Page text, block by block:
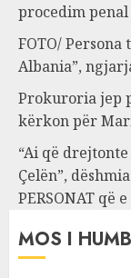
procedim penal
FOTO/ Persona
Albania”,
Prokuroria jep
kërkon për
“Ai që
Çelën”,
PERSONAT që
MOS I